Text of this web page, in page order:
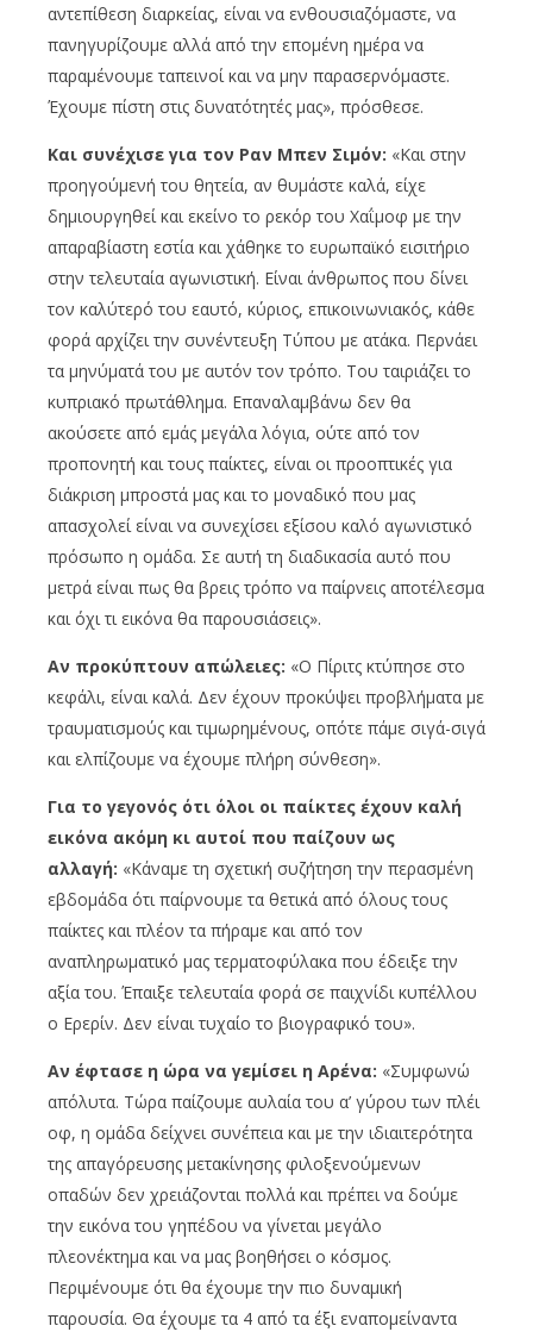
αντεπίθεση διαρκείας, είναι να ενθουσιαζόμαστε, να
πανηγυρίζουμε αλλά από την επομένη ημέρα να
παραμένουμε ταπεινοί και να μην παρασερνόμαστε.
Έχουμε πίστη στις δυνατότητές μας», πρόσθεσε.
Και συνέχισε για τον Ραν Μπεν Σιμόν: «Και στην
προηγούμενή του θητεία, αν θυμάστε καλά, είχε
δημιουργηθεί και εκείνο το ρεκόρ του Χαΐμοφ με την
απαραβίαστη εστία και χάθηκε το ευρωπαϊκό εισιτήριο
στην τελευταία αγωνιστική. Είναι άνθρωπος που δίνει
τον καλύτερό του εαυτό, κύριος, επικοινωνιακός, κάθε
φορά αρχίζει την συνέντευξη Τύπου με ατάκα. Περνάει
τα μηνύματά του με αυτόν τον τρόπο. Του ταιριάζει το
κυπριακό πρωτάθλημα. Επαναλαμβάνω δεν θα
ακούσετε από εμάς μεγάλα λόγια, ούτε από τον
προπονητή και τους παίκτες, είναι οι προοπτικές για
διάκριση μπροστά μας και το μοναδικό που μας
απασχολεί είναι να συνεχίσει εξίσου καλό αγωνιστικό
πρόσωπο η ομάδα. Σε αυτή τη διαδικασία αυτό που
μετρά είναι πως θα βρεις τρόπο να παίρνεις αποτέλεσμα
και όχι τι εικόνα θα παρουσιάσεις».
Αν προκύπτουν απώλειες: «Ο Πίριτς κτύπησε στο
κεφάλι, είναι καλά. Δεν έχουν προκύψει προβλήματα με
τραυματισμούς και τιμωρημένους, οπότε πάμε σιγά-σιγά
και ελπίζουμε να έχουμε πλήρη σύνθεση».
Για το γεγονός ότι όλοι οι παίκτες έχουν καλή
εικόνα ακόμη κι αυτοί που παίζουν ως
αλλαγή: «Κάναμε τη σχετική συζήτηση την περασμένη
εβδομάδα ότι παίρνουμε τα θετικά από όλους τους
παίκτες και πλέον τα πήραμε και από τον
αναπληρωματικό μας τερματοφύλακα που έδειξε την
αξία του. Έπαιξε τελευταία φορά σε παιχνίδι κυπέλλου
ο Ερερίν. Δεν είναι τυχαίο το βιογραφικό του».
Αν έφτασε η ώρα να γεμίσει η Αρένα: «Συμφωνώ
απόλυτα. Τώρα παίζουμε αυλαία του α’ γύρου των πλέι
οφ, η ομάδα δείχνει συνέπεια και με την ιδιαιτερότητα
της απαγόρευσης μετακίνησης φιλοξενούμενων
οπαδών δεν χρειάζονται πολλά και πρέπει να δούμε
την εικόνα του γηπέδου να γίνεται μεγάλο
πλεονέκτημα και να μας βοηθήσει ο κόσμος.
Περιμένουμε ότι θα έχουμε την πιο δυναμική
παρουσία. Θα έχουμε τα 4 από τα έξι εναπομείναντα